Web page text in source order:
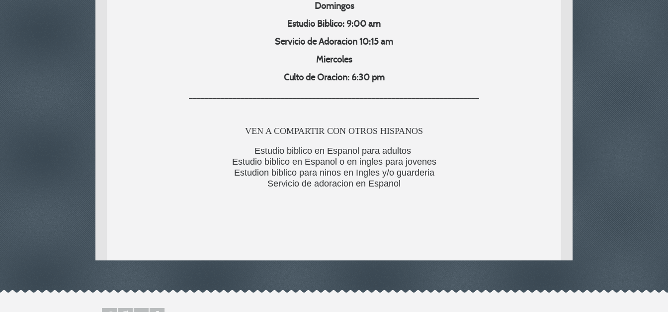
Domingos
Estudio Biblico: 9:00 am
Servicio de Adoracion 10:15 am
Miercoles
Culto de Oracion: 6:30 pm
VEN A COMPARTIR CON OTROS HISPANOS
Estudio biblico en Espanol para adultos
Estudio biblico en Espanol o en ingles para jovenes
Estudion biblico para ninos en Ingles y/o guarderia
Servicio de adoracion en Espanol